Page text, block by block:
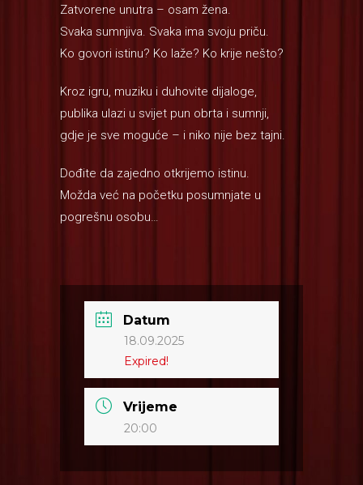
Zatvorene unutra – osam žena.
Svaka sumnjiva. Svaka ima svoju priču.
Ko govori istinu? Ko laže? Ko krije nešto?
Kroz igru, muziku i duhovite dijaloge,
publika ulazi u svijet pun obrta i sumnji,
gdje je sve moguće – i niko nije bez tajni.
Dođite da zajedno otkrijemo istinu.
Možda već na početku posumnjate u
pogrešnu osobu…
Datum
18.09.2025
Expired!
Vrijeme
20:00